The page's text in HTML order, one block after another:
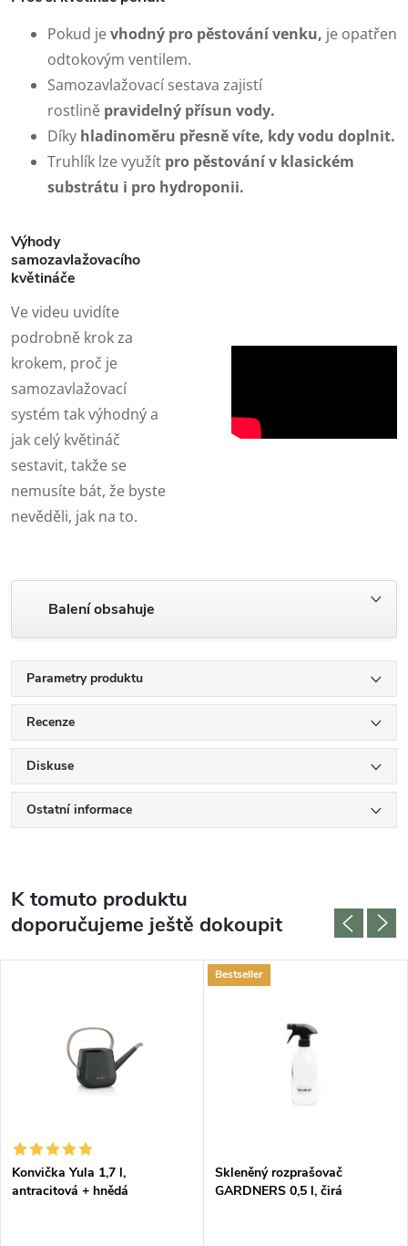
Pokud jevhodný pro pěstování venku, je opatřen
odtokovým ventilem.
Samozavlažovací sestava zajistí
rostlině pravidelný přísun vody.
Díky hladinoměru přesně víte, kdy vodu doplnit.
Truhlík lze využít pro pěstování v klasickém
substrátu i pro hydroponii.
Výhody
samozavlažovacího
květináče
Ve videu uvidíte
podrobně krok za
krokem, proč je
samozavlažovací
systém tak výhodný a
jak celý květináč
sestavit, takže se
nemusíte bát, že byste
nevěděli, jak na to.
Balení obsahuje
Parametry produktu
Recenze
Diskuse
Ostatní informace
K tomuto produktu
doporučujeme ještě dokoupit
Konvička Yula 1,7 l,
antracitová + hnědá
Bestseller
Skleněný rozprašovač
GARDNERS 0,5 l, čirá